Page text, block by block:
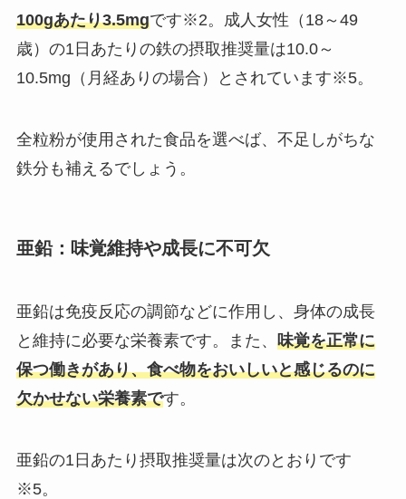
100gあたり3.5mgです※2。成人女性（18～49
歳）の1日あたりの鉄の摂取推奨量は10.0～
10.5mg（月経ありの場合）とされています※5。
全粒粉が使用された食品を選べば、不足しがちな
鉄分も補えるでしょう。
亜鉛：味覚維持や成長に不可欠
亜鉛は免疫反応の調節などに作用し、身体の成長
と維持に必要な栄養素です。また、 味覚を正常に
保つ働きがあり、食べ物をおいしいと感じるのに
欠かせない栄養素です。
亜鉛の1日あたり摂取推奨量は次のとおりです
※5。